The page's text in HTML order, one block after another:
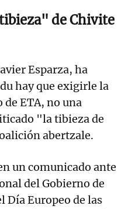
de Chivite
Esparza, ha
hay que exigirle la
ETA, no una
"la tibieza de
abertzale.
un comunicado ante
del Gobierno de
Día Europeo de las